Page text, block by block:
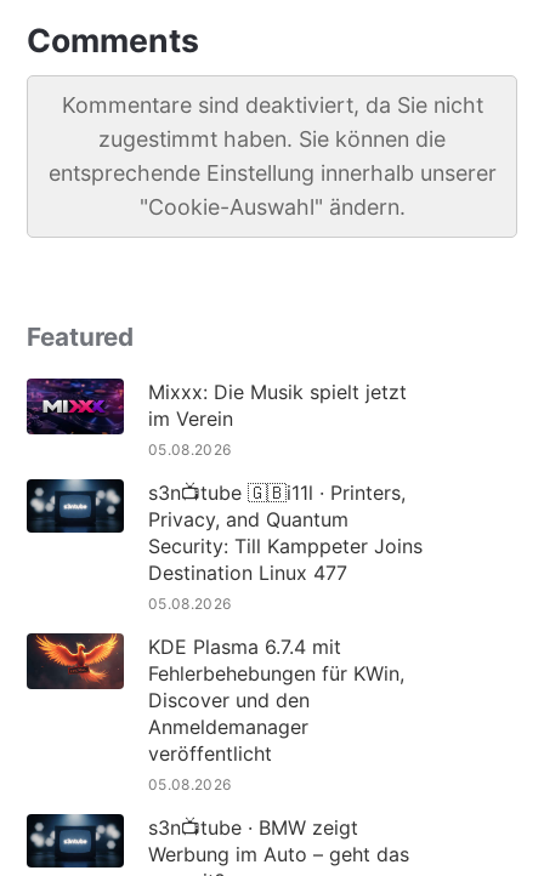
Comments
Kommentare sind deaktiviert, da Sie nicht
zugestimmt haben. Sie können die
entsprechende Einstellung innerhalb unserer
"Cookie-Auswahl" ändern.
Featured
Mixxx: Die Musik spielt jetzt
im Verein
05.08.2026
s3n📺tube 🇬🇧i11l · Printers,
Privacy, and Quantum
Security: Till Kamppeter Joins
Destination Linux 477
05.08.2026
KDE Plasma 6.7.4 mit
Fehlerbehebungen für KWin,
Discover und den
Anmeldemanager
veröffentlicht
05.08.2026
s3n📺tube · BMW zeigt
Werbung im Auto – geht das